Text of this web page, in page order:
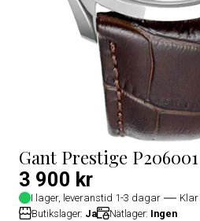
Gant Prestige P206001
3 900 kr
I lager, leveranstid 1-3 dagar
Klar
Butikslager: Ja Nätlager: Ingen